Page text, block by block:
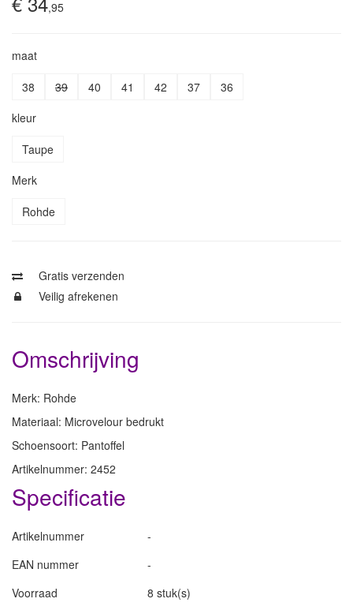
,95
maat
38
39 40 41 42 37
36
kleur
Taupe
Merk
Rohde
Gratis verzenden
Veilig afrekenen
Omschrijving
Merk: Rohde
Materiaal: Microvelour bedrukt
Schoensoort: Pantoffel
Artikelnummer: 2452
Specificatie
Artikelnummer
-
EAN nummer
-
Voorraad
8 stuk(s)